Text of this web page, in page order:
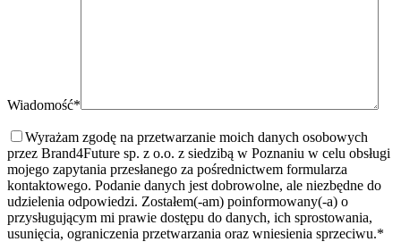
Wiadomość*
Wyrażam zgodę na przetwarzanie moich danych osobowych
przez Brand4Future sp. z o.o. z siedzibą w Poznaniu w celu obsługi
mojego zapytania przesłanego za pośrednictwem formularza
kontaktowego. Podanie danych jest dobrowolne, ale niezbędne do
udzielenia odpowiedzi. Zostałem(-am) poinformowany(-a) o
przysługującym mi prawie dostępu do danych, ich sprostowania,
usunięcia, ograniczenia przetwarzania oraz wniesienia sprzeciwu.*